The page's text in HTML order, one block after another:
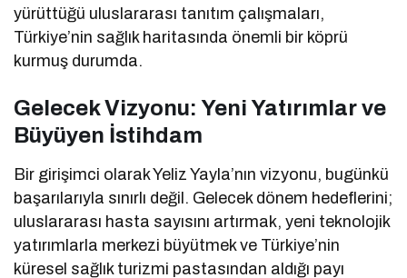
yürüttüğü uluslararası tanıtım çalışmaları,
Türkiye’nin sağlık haritasında önemli bir köprü
kurmuş durumda.
Gelecek Vizyonu: Yeni Yatırımlar ve
Büyüyen İstihdam
Bir girişimci olarak Yeliz Yayla’nın vizyonu, bugünkü
başarılarıyla sınırlı değil. Gelecek dönem hedeflerini;
uluslararası hasta sayısını artırmak, yeni teknolojik
yatırımlarla merkezi büyütmek ve Türkiye’nin
küresel sağlık turizmi pastasından aldığı payı